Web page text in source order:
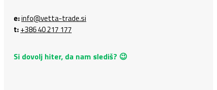
e:info@vetta-trade.si
t: +386 40 217 177
Si dovolj hiter, da nam slediš? 😉